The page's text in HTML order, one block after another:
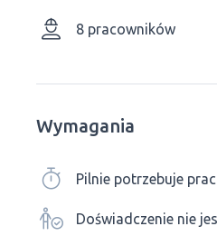
8 pracowników
Wymagania
Pilnie potrzebuje
Doświadczenie nie